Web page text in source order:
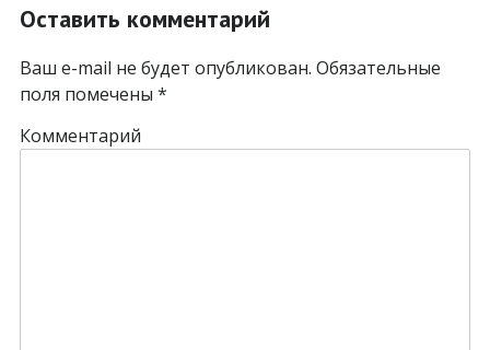
Оставить комментарий
Ваш e-mail не будет опубликован. Обязательные
поля помечены *
Комментарий